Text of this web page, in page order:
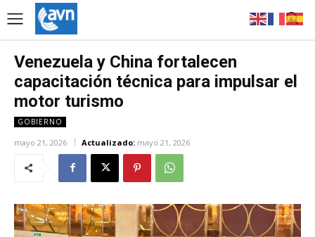
Venezuela y China fortalecen
capacitación técnica para impulsar el
motor turismo
GOBIERNO
mayo 21, 2026 Actualizado: mayo 21, 2026